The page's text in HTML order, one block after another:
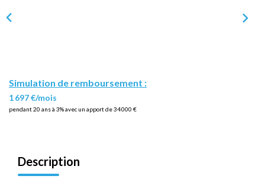
Simulation de remboursement :
1 697 €/mois
pendant 20 ans à 3% avec un apport de 34 000 €
Description